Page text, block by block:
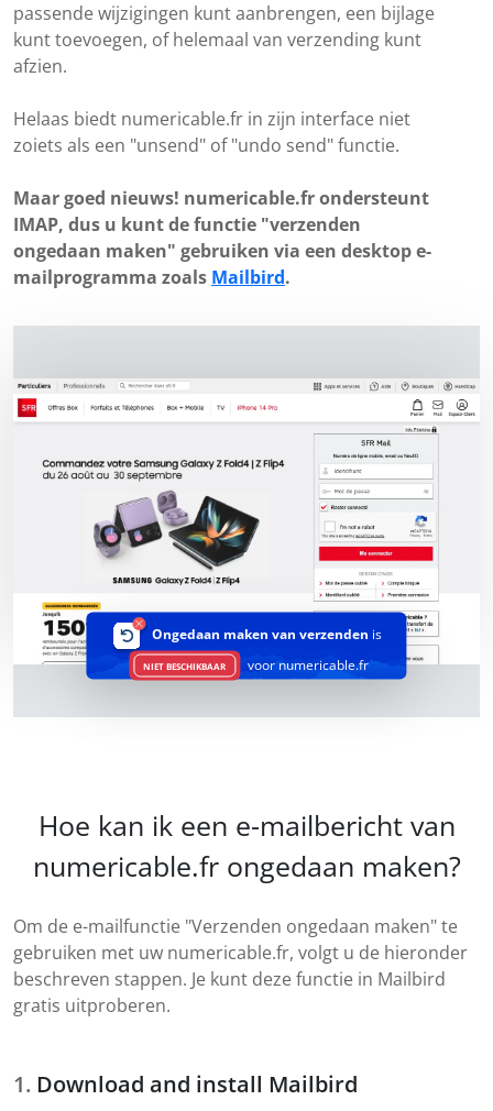
passende wijzigingen kunt aanbrengen, een bijlage
kunt toevoegen, of helemaal van verzending kunt
afzien.
Helaas biedt numericable.fr in zijn interface niet
zoiets als een "unsend" of "undo send" functie.
Maar goed nieuws! numericable.fr ondersteunt
IMAP, dus u kunt de functie "verzenden
ongedaan maken" gebruiken via een desktop e-
mailprogramma zoals Mailbird.
Ongedaan maken van verzenden is
NIET BESCHIKBAAR voor numericable.fr
Hoe kan ik een e-mailbericht van
numericable.fr ongedaan maken?
Om de e-mailfunctie "Verzenden ongedaan maken" te
gebruiken met uw numericable.fr, volgt u de hieronder
beschreven stappen. Je kunt deze functie in Mailbird
gratis uitproberen.
Download and install Mailbird